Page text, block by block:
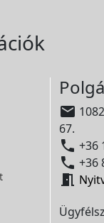

67.
 +36
 +36
